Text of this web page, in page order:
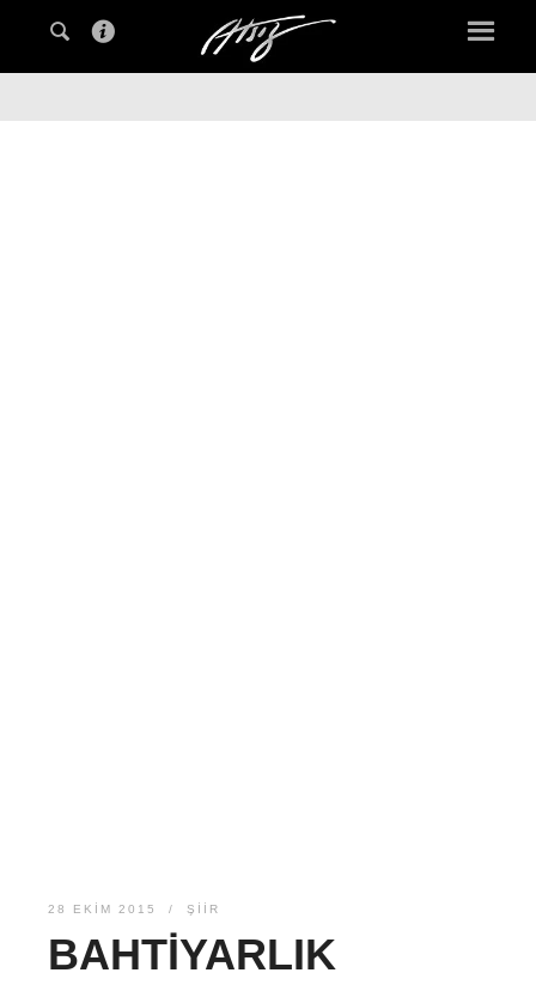
28 EKIM 2015 ŞIIR
BAHTIYARLIK